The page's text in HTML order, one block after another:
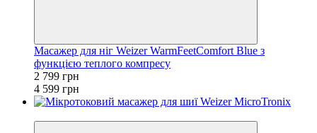
Масажер для ніг Weizer WarmFeetComfort Blue з
функцією теплого компресу
2 799 грн
4 599 грн